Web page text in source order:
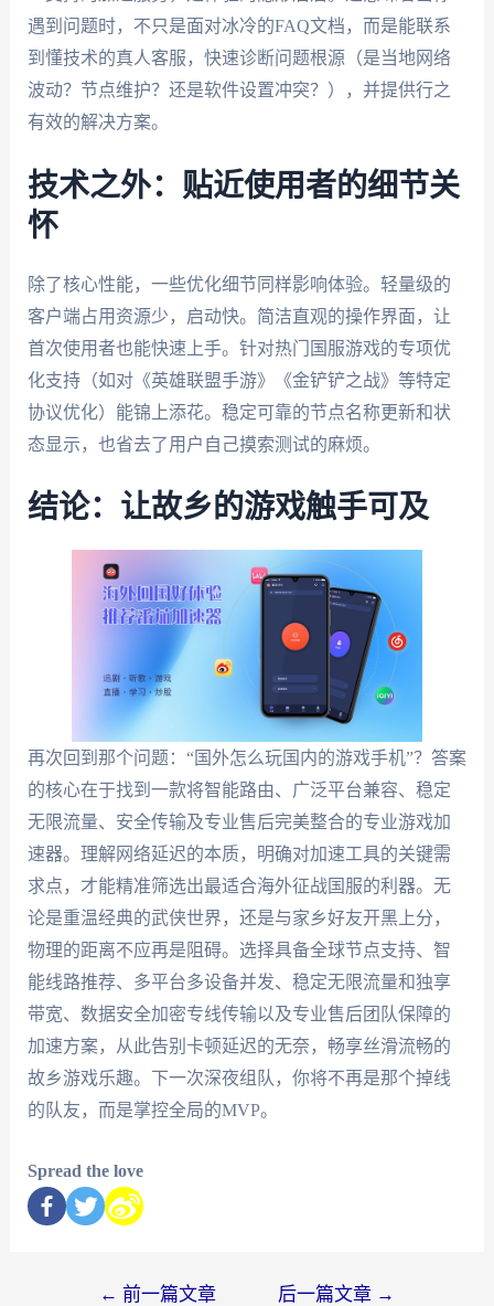
遇到问题时，不只是面对冰冷的FAQ文档，而是能联系
到懂技术的真人客服，快速诊断问题根源（是当地网络
波动？节点维护？还是软件设置冲突？），并提供行之
有效的解决方案。
技术之外：贴近使用者的细节关
怀
除了核心性能，一些优化细节同样影响体验。轻量级的
客户端占用资源少，启动快。简洁直观的操作界面，让
首次使用者也能快速上手。针对热门国服游戏的专项优
化支持（如对《英雄联盟手游》《金铲铲之战》等特定
协议优化）能锦上添花。稳定可靠的节点名称更新和状
态显示，也省去了用户自己摸索测试的麻烦。
结论：让故乡的游戏触手可及
再次回到那个问题：“国外怎么玩国内的游戏手机”？答案
的核心在于找到一款将智能路由、广泛平台兼容、稳定
无限流量、安全传输及专业售后完美整合的专业游戏加
速器。理解网络延迟的本质，明确对加速工具的关键需
求点，才能精准筛选出最适合海外征战国服的利器。无
论是重温经典的武侠世界，还是与家乡好友开黑上分，
物理的距离不应再是阻碍。选择具备全球节点支持、智
能线路推荐、多平台多设备并发、稳定无限流量和独享
带宽、数据安全加密专线传输以及专业售后团队保障的
加速方案，从此告别卡顿延迟的无奈，畅享丝滑流畅的
故乡游戏乐趣。下一次深夜组队，你将不再是那个掉线
的队友，而是掌控全局的MVP。
Spread the love
← 前一篇文章 后一篇文章 →